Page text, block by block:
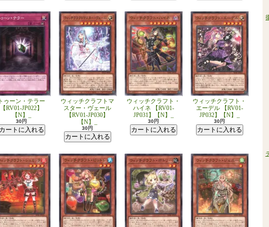
ゥーン・テラー
【RV01-JP022】
【N】_
30円
ウィッチクラフトマ
スター・ヴェール
【RV01-JP030】
【N】_
30円
ウィッチクラフト・
ハイネ 【RV01-
JP031】【N】_
30円
ウィッチクラフト・
エーデル 【RV01-
JP032】【N】_
30円